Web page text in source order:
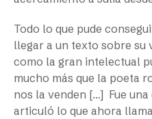
Todo lo que pude
llegar a un texto sobre su
como la gran intelectual
mucho más que la poeta
nos la venden […] Fue una
articuló lo que ahora